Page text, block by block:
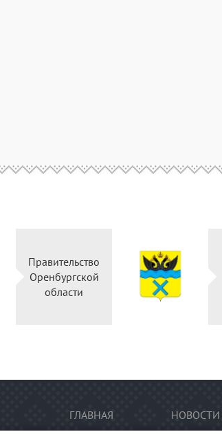
Правительство
Оренбургской
области
ГЛАВНАЯ НОВОСТИ